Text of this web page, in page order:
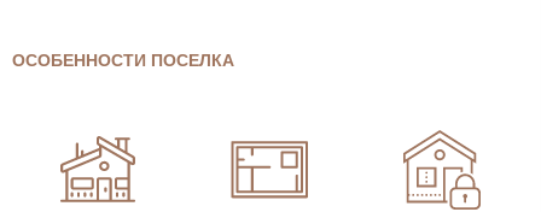
ОСОБЕННОСТИ ПОСЕЛКА